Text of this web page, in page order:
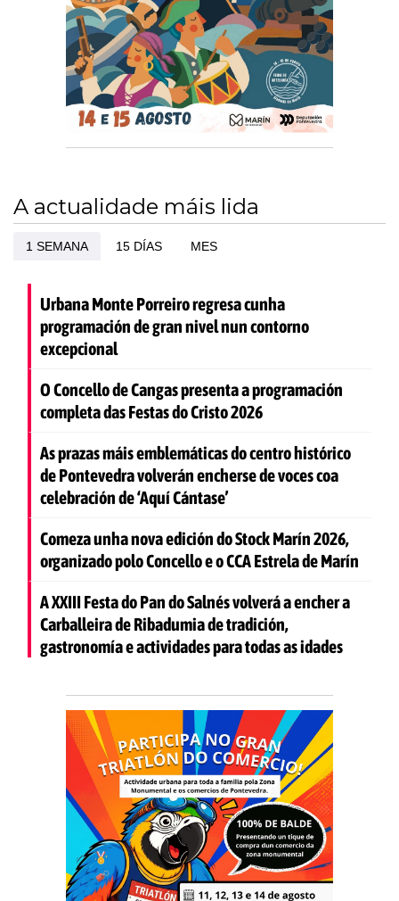
A actualidade máis lida
1 SEMANA 15 DÍAS MES
Urbana Monte Porreiro regresa cunha
programación de gran nivel nun contorno
excepcional
O Concello de Cangas presenta a programación
completa das Festas do Cristo 2026
As prazas máis emblemáticas do centro histórico
de Pontevedra volverán encherse de voces coa
celebración de ‘Aquí Cántase’
Comeza unha nova edición do Stock Marín 2026,
organizado polo Concello e o CCA Estrela de Marín
A XXIII Festa do Pan do Salnés volverá a encher a
Carballeira de Ribadumia de tradición,
gastronomía e actividades para todas as idades